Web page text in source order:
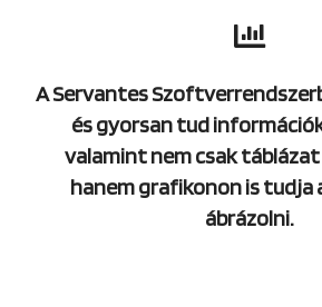
A Servantes
és gyorsan tud
valamint nem csak
hanem grafikonon is tudja
ábrázolni.